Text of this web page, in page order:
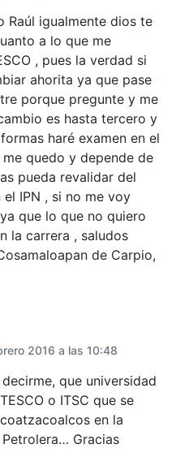
Raúl igualmente dios te
a lo que me
, pues la verdad si
ahorita ya que pase
porque pregunte y me
es hasta tercero y
haré examen en el
quedo y depende de
pueda revalidar del
IPN , si no me voy
que lo que no quiero
la carrera , saludos
de Carpio,
2016 a las 10:48
que universidad
o ITSC que se
en la
Gracias